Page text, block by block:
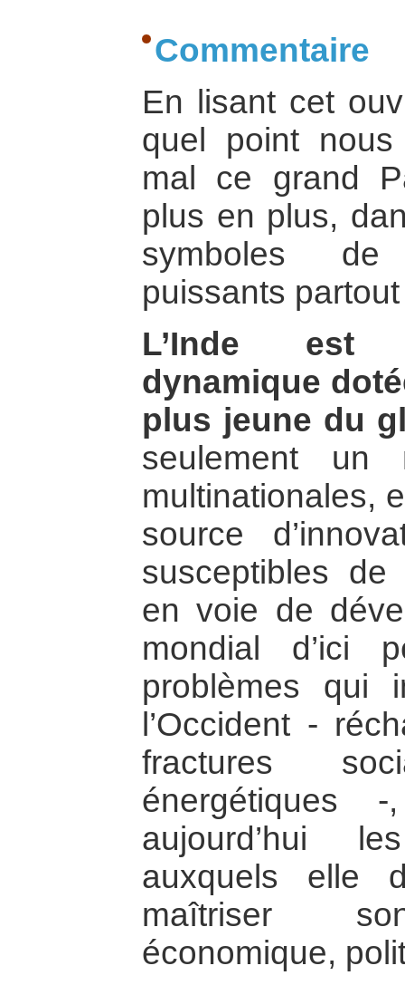
Commentaire
En lisant cet
quel point
mal ce grand
plus en plus,
symboles de
puissants
L’Inde est
dynamique
plus jeune du
seulement un
multinationales,
source
susceptibles
en voie de
mondial d’ici
problèmes qui
l’Occident -
fractures
énergétiques
aujourd’hui
auxquels elle
maîtriser
économique,